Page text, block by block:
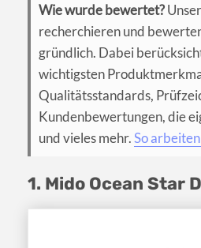
Wie wurde bewertet?
recherchieren und
gründlich. Dabei
wichtigsten
Qualitätsstandards,
Kundenbewertungen, die
und vieles mehr.So
1. Mido Ocean Star